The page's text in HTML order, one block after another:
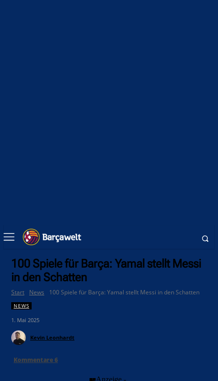
100 Spiele für Barça: Yamal stellt Messi
in den Schatten
Start News 100 Spiele für Barça: Yamal stellt Messi in den Schatten
NEWS
1. Mai 2025
Kevin Leonhardt
Kommentare6